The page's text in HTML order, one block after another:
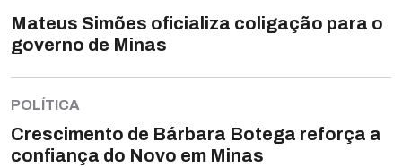
Mateus Simões oficializa coligação para o
governo de Minas
POLÍTICA
Crescimento de Bárbara Botega reforça a
confiança do Novo em Minas